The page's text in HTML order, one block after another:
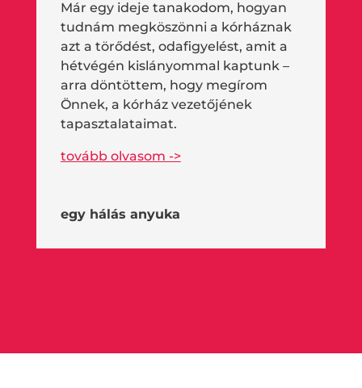
Már egy ideje tanakodom, hogyan
tudnám megköszönni a kórháznak
azt a törődést, odafigyelést, amit a
hétvégén kislányommal kaptunk –
arra döntöttem, hogy megírom
Önnek, a kórház vezetőjének
tapasztalataimat.
tovább olvasom ->
egy hálás anyuka